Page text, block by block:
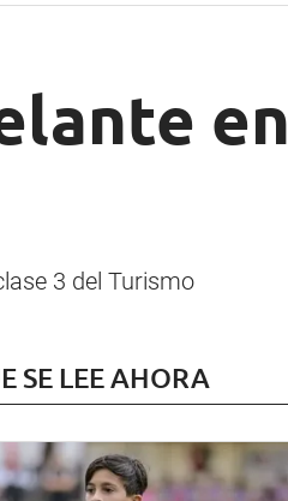
en
3 del Turismo
SE LEE AHORA